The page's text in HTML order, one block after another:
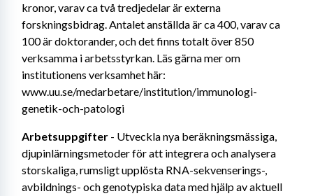
kronor, varav ca två tredjedelar är externa
forskningsbidrag. Antalet anställda är ca 400, varav ca
100 är doktorander, och det finns totalt över 850
verksamma i arbetsstyrkan. Läs gärna mer om
institutionens verksamhet här:
www.uu.se/medarbetare/institution/immunologi-
genetik-och-patologi
Arbetsuppgifter - Utveckla nya beräkningsmässiga,
djupinlärningsmetoder för att integrera och analysera
storskaliga, rumsligt upplösta RNA-sekvenserings-,
avbildnings- och genotypiska data med hjälp av aktuell